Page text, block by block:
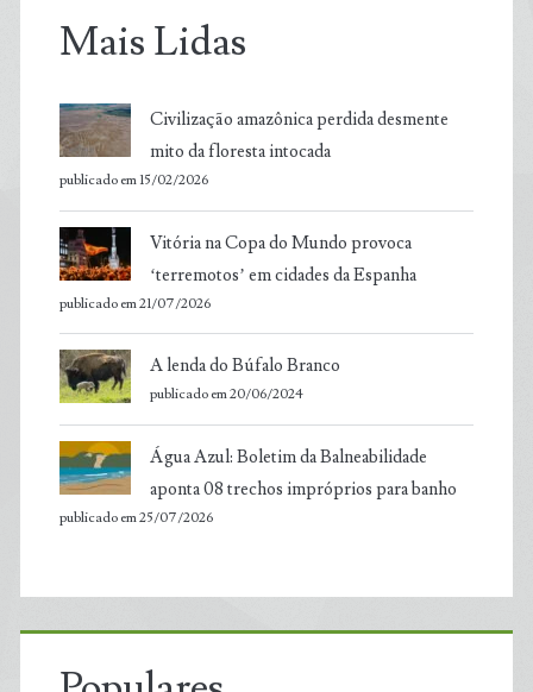
Mais Lidas
Civilização amazônica perdida desmente
mito da floresta intocada
publicado em 15/02/2026
Vitória na Copa do Mundo provoca
‘terremotos’ em cidades da Espanha
publicado em 21/07/2026
A lenda do Búfalo Branco
publicado em 20/06/2024
Água Azul: Boletim da Balneabilidade
aponta 08 trechos impróprios para banho
publicado em 25/07/2026